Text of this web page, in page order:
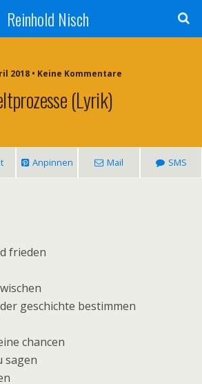
Reinhold Nisch
2018 • Keine Kommentare
(Lyrik)
Anpinnen Mail SMS
frieden
geschichte bestimmen
chancen
sagen